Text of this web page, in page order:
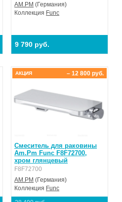
AM.PM (Германия)
Коллекция Func
9 790 руб.
Смеситель для раковины
Am.Pm Func F8F72700,
хром глянцевый
F8F72700
AM.PM (Германия)
Коллекция Func
– 12 800 руб.
АКЦИЯ